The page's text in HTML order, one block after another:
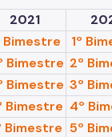
2021
Bimestre
1º
Bimestre 2º
Bimestre 3º
Bimestre 4º
Bimestre 5º